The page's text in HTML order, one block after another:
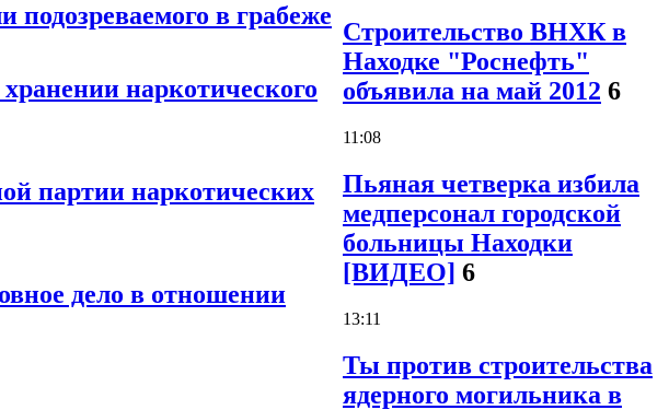
в грабеже
наркотического
партии наркотических
дело в отношении
Строительство ВНХК в
Находке "Роснефть"
объявила на май 2012 6
11:08
Пьяная четверка избила
медперсонал городской
больницы Находки
[ВИДЕО] 6
13:11
Ты против строительства
ядерного могильника в